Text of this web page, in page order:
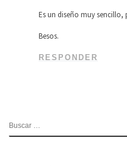
Es un diseño muy sencillo,
Besos.
RESPONDER
BUSCAR